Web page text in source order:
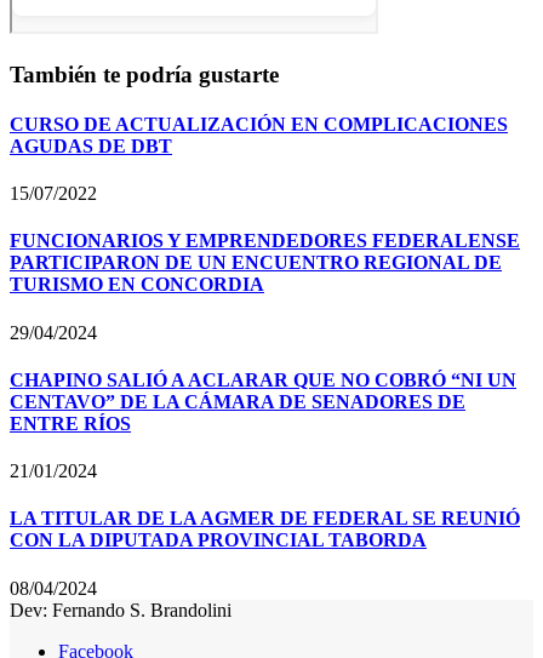
También te podría gustarte
CURSO DE ACTUALIZACIÓN EN COMPLICACIONES
AGUDAS DE DBT
15/07/2022
FUNCIONARIOS Y EMPRENDEDORES FEDERALENSE
PARTICIPARON DE UN ENCUENTRO REGIONAL DE
TURISMO EN CONCORDIA
29/04/2024
CHAPINO SALIÓ A ACLARAR QUE NO COBRÓ “NI UN
CENTAVO” DE LA CÁMARA DE SENADORES DE
ENTRE RÍOS
21/01/2024
LA TITULAR DE LA AGMER DE FEDERAL SE REUNIÓ
CON LA DIPUTADA PROVINCIAL TABORDA
08/04/2024
Dev: Fernando S. Brandolini
Facebook